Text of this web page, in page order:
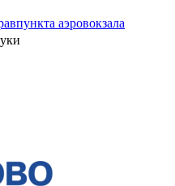
аэровокзала